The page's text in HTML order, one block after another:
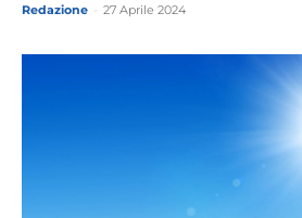
Redazione 27 Aprile 2024